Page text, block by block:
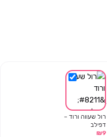
רול שעווה ורוד –
דפילב
₪9